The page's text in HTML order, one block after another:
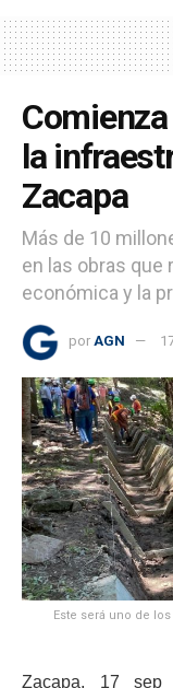
la
Zacapa
Más de 10
en las obras que
económica y la
por AGN
Este será uno de
Zacapa, 17 sep